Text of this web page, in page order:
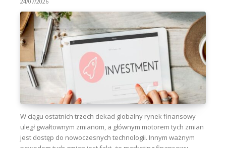
W ciągu ostatnich trzech dekad globalny rynek finansowy
uległ gwałtownym zmianom, a głównym motorem tych zmian
jest dostęp do nowoczesnych technologii. Innym ważnym